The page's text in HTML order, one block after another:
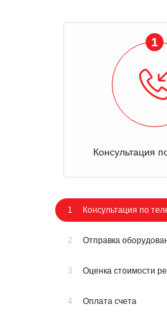
1
Консультация
1 Консультация по
2 Отправка
3 Оценка стоимости
4 Оплата счета